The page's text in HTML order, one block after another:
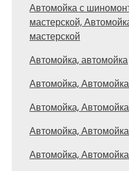
Автомойка с
мастерской,
мастерской
Автомойка, автомойка
Автомойка, Автомойка
Автомойка, Автомойка
Автомойка, Автомойка
Автомойка, Автомойка